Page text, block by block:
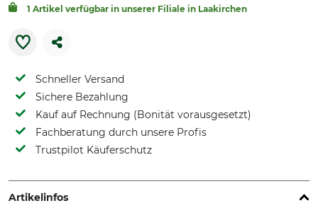
1 Artikel verfügbar in unserer Filiale in Laakirchen
Schneller Versand
Sichere Bezahlung
Kauf auf Rechnung (Bonität vorausgesetzt)
Fachberatung durch unsere Profis
Trustpilot Käuferschutz
Artikelinfos